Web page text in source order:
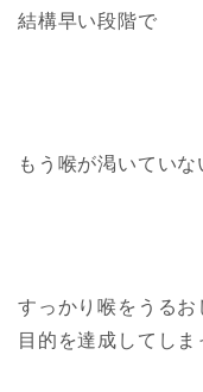
結構早い段階で
もう喉が渇いてい
すっかり喉をうるお
目的を達成してし